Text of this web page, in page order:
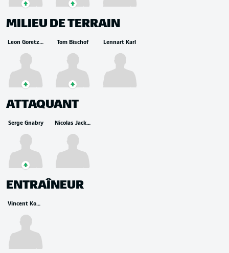
MILIEU DE TERRAIN
Leon Goretzka Tom Bischof Lennart Karl
ATTAQUANT
Serge Gnabry Nicolas Jackson
ENTRAÎNEUR
Vincent Kompany